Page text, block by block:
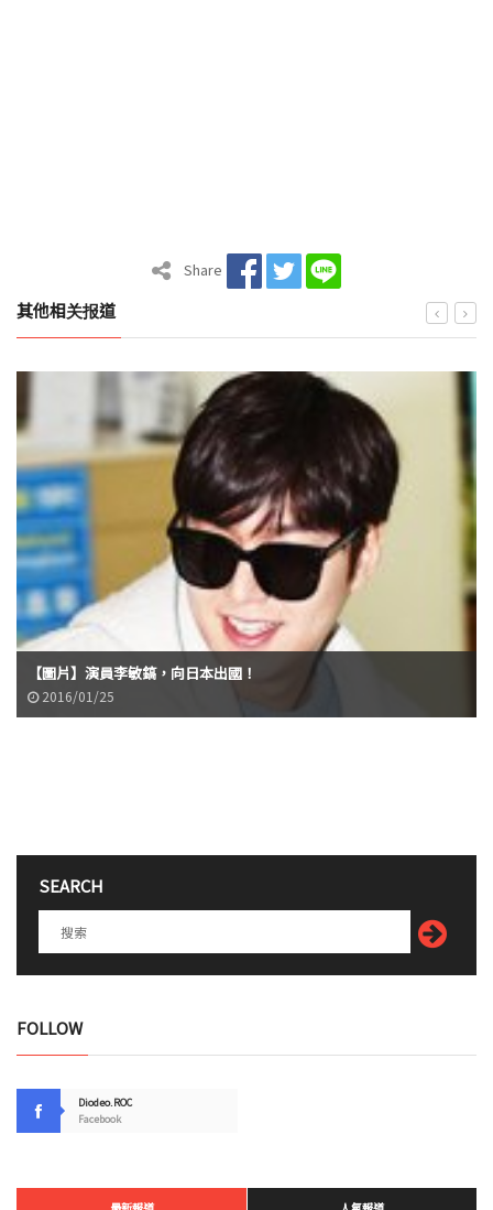
Share
其他相关报道
【圖片】演員李敏鎬，向日本出國！
2016/01/25
SEARCH
FOLLOW
Diodeo.ROC
Facebook